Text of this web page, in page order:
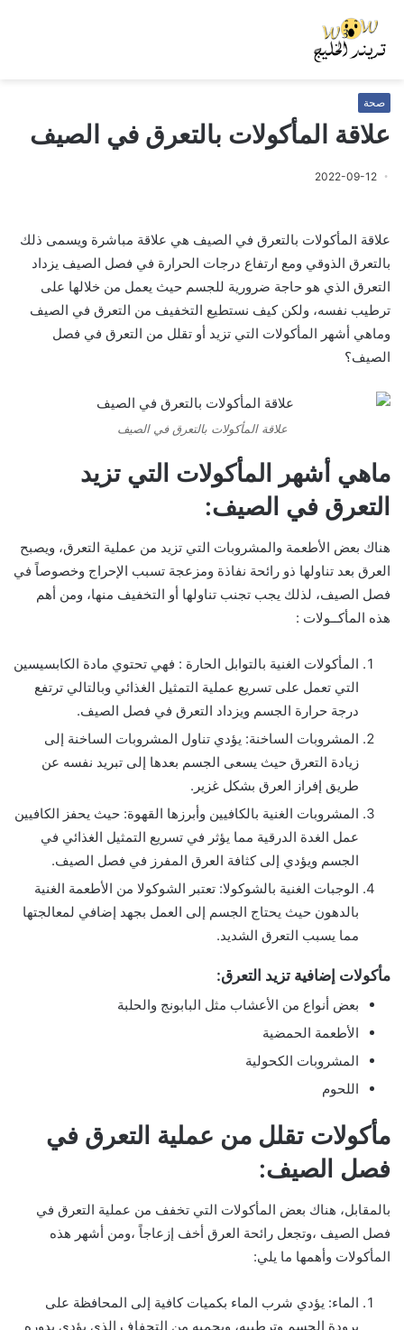
صحة
علاقة المأكولات بالتعرق في الصيف
2022-09-12
علاقة المأكولات بالتعرق في الصيف هي علاقة مباشرة ويسمى ذلك
بالتعرق الذوقي ومع ارتفاع درجات الحرارة في فصل الصيف يزداد
التعرق الذي هو حاجة ضرورية للجسم حيث يعمل من خلالها على
ترطيب نفسه، ولكن كيف نستطيع التخفيف من التعرق في الصيف
وماهي أشهر المأكولات التي تزيد أو تقلل من التعرق في فصل
الصيف؟
علاقة المأكولات بالتعرق في الصيف
ماهي أشهر المأكولات التي تزيد
التعرق في الصيف:
هناك بعض الأطعمة والمشروبات التي تزيد من عملية التعرق، ويصبح
العرق بعد تناولها ذو رائحة نفاذة ومزعجة تسبب الإحراج وخصوصاً في
فصل الصيف، لذلك يجب تجنب تناولها أو التخفيف منها، ومن أهم
هذه المأكــولات :
المأكولات الغنية بالتوابل الحارة : فهي تحتوي مادة الكابسيسين
التي تعمل على تسريع عملية التمثيل الغذائي وبالتالي ترتفع
درجة حرارة الجسم ويزداد التعرق في فصل الصيف.
المشروبات الساخنة: يؤدي تناول المشروبات الساخنة إلى
زيادة التعرق حيث يسعى الجسم بعدها إلى تبريد نفسه عن
طريق إفراز العرق بشكل غزير.
المشروبات الغنية بالكافيين وأبرزها القهوة: حيث يحفز الكافيين
عمل الغدة الدرقية مما يؤثر في تسريع التمثيل الغذائي في
الجسم ويؤدي إلى كثافة العرق المفرز في فصل الصيف.
الوجبات الغنية بالشوكولا: تعتبر الشوكولا من الأطعمة الغنية
بالدهون حيث يحتاج الجسم إلى العمل بجهد إضافي لمعالجتها
مما يسبب التعرق الشديد.
مأكولات إضافية تزيد التعرق:
بعض أنواع من الأعشاب مثل البابونج والحلبة
الأطعمة الحمضية
المشروبات الكحولية
اللحوم
مأكولات تقلل من عملية التعرق في
فصل الصيف:
بالمقابل، هناك بعض المأكولات التي تخفف من عملية التعرق في
فصل الصيف ،وتجعل رائحة العرق أخف إزعاجاً ،ومن أشهر هذه
المأكولات وأهمها ما يلي:
الماء: يؤدي شرب الماء بكميات كافية إلى المحافظة على
برودة الجسم وترطيبه، ويحميه من التجفاف الذي يؤدي بدوره